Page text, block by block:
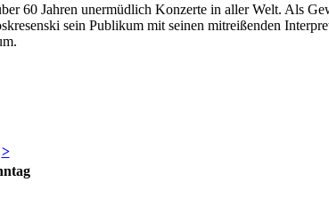
60 Jahren unermüdlich Konzerte in aller Welt. Als
sein Publikum mit seinen mitreißenden
>